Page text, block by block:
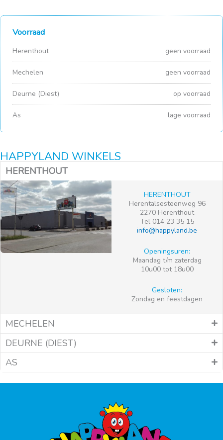
Voorraad
Herenthout geen voorraad
Mechelen geen voorraad
Deurne (Diest) op voorraad
As lage voorraad
HAPPYLAND WINKELS
HERENTHOUT
HERENTHOUT
Herentalsesteenweg 96
2270 Herenthout
Tel 014 23 35 15
info@happyland.be
Openingsuren:
Maandag t/m zaterdag
10u00 tot 18u00
Gesloten:
Zondag en feestdagen
MECHELEN
DEURNE (DIEST)
AS